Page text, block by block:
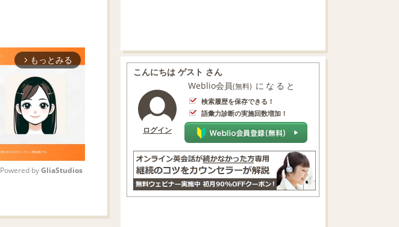
arrow_forward_ios もっとみる
Powered by GliaStudios
こんにちは ゲスト さん
ログイン
Weblio会員(無料) になると
検索履歴を保存できる！
語彙力診断の実施回数増加！